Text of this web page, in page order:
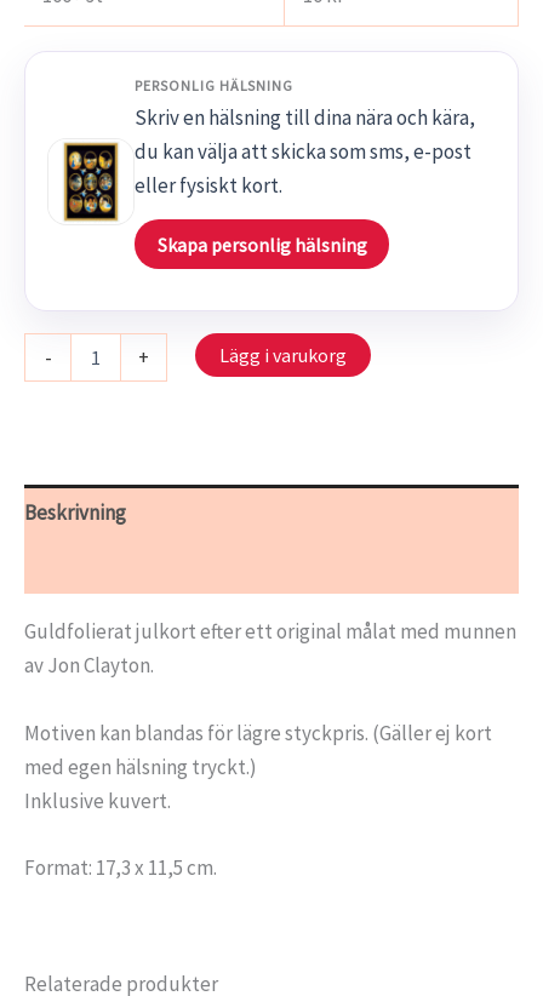
PERSONLIG HÄLSNING
Skriv en hälsning till dina nära och kära,
du kan välja att skicka som sms, e-post
eller fysiskt kort.
Skapa personlig hälsning
-
mängd
+ Lägg i varukorg
Beskrivning
Guldfolierat julkort efter ett original målat med munnen
av Jon Clayton.
Motiven kan blandas för lägre styckpris. (Gäller ej kort
med egen hälsning tryckt.)
Inklusive kuvert.
Format: 17,3 x 11,5 cm.
Relaterade produkter